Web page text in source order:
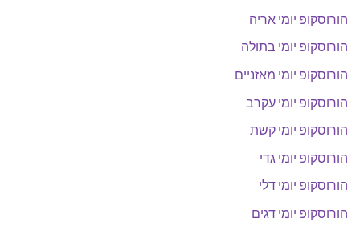
הורוסקופ יומי אריה
הורוסקופ יומי בתולה
הורוסקופ יומי מאזניים
הורוסקופ יומי עקרב
הורוסקופ יומי קשת
הורוסקופ יומי גדי
הורוסקופ יומי דלי
הורוסקופ יומי דגים